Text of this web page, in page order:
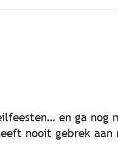
en ga
nooit gebrek aan